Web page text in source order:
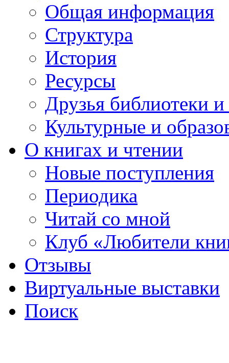
Общая информация
Структура
История
Ресурсы
Друзья библиотеки
Культурные и
О книгах и чтении
Новые поступления
Периодика
Читай со мной
Клуб «Любители
Отзывы
Виртуальные выставки
Поиск